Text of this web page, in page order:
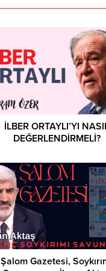
İLBER ORTAYLI’YI
DEĞERLENDİRMELİ?
Şalom Gazetesi,